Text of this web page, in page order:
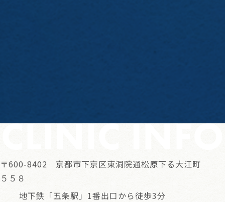
〒600-8402 京都市下京区東洞院通松原下る大江町
５５８
地下鉄「五条駅」1番出口から徒歩3分
CLINIC INFO